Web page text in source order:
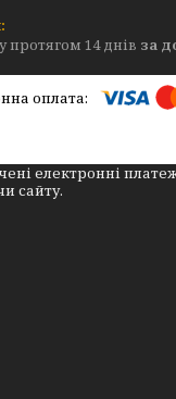
протягом 14 днів за
електронні
сайту.